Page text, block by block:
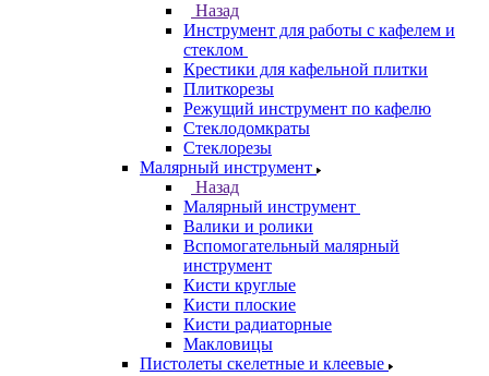
Назад
Инструмент для работы с кафелем и
стеклом
Крестики для кафельной плитки
Плиткорезы
Режущий инструмент по кафелю
Стеклодомкраты
Стеклорезы
Малярный инструмент
Назад
Малярный инструмент
Валики и ролики
Вспомогательный малярный
инструмент
Кисти круглые
Кисти плоские
Кисти радиаторные
Макловицы
Пистолеты скелетные и клеевые